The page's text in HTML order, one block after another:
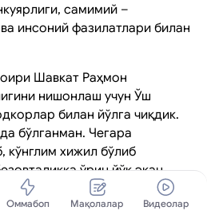
самимий –
инсоний фазилатлари билан
Шавкат Раҳмон
нишонлаш учун Ўш
билан йўлга чиқдик.
бўлганман. Чегара
хижил бўлиб
ўрин йўқ экан.
оид ҳужжатларимизни
кетавердик. Қирғизлар ҳам
Оммабоп Мақолалар Видеолар